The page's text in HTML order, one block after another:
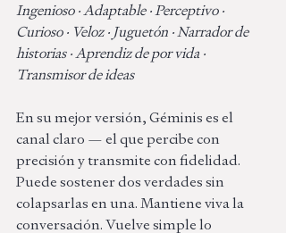
Ingenioso · Adaptable · Perceptivo ·
Curioso · Veloz · Juguetón · Narrador de
historias · Aprendiz de por vida ·
Transmisor de ideas
En su mejor versión, Géminis es el
canal claro — el que percibe con
precisión y transmite con fidelidad.
Puede sostener dos verdades sin
colapsarlas en una. Mantiene viva la
conversación. Vuelve simple lo